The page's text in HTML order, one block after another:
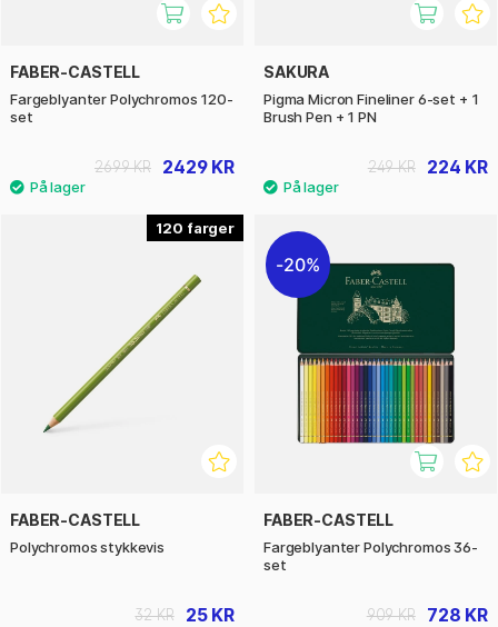
FABER-CASTELL
Fargeblyanter Polychromos 120-
set
2429 KR
2699 KR
SAKURA
Pigma Micron Fineliner 6-set + 1
Brush Pen + 1 PN
224 KR
249 KR
120
FABER-CASTELL
Polychromos stykkevis
25 KR
32 KR
20%
FABER-CASTELL
Fargeblyanter Polychromos 36-
set
728 KR
909 KR